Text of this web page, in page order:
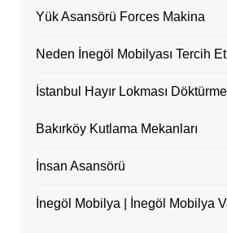
Yük Asansörü Forces Makina
Neden İnegöl Mobilyası Tercih
İstanbul Hayır Lokması Döktürme
Bakırköy Kutlama Mekanları
İnsan Asansörü
İnegöl Mobilya | İnegöl Mobilya